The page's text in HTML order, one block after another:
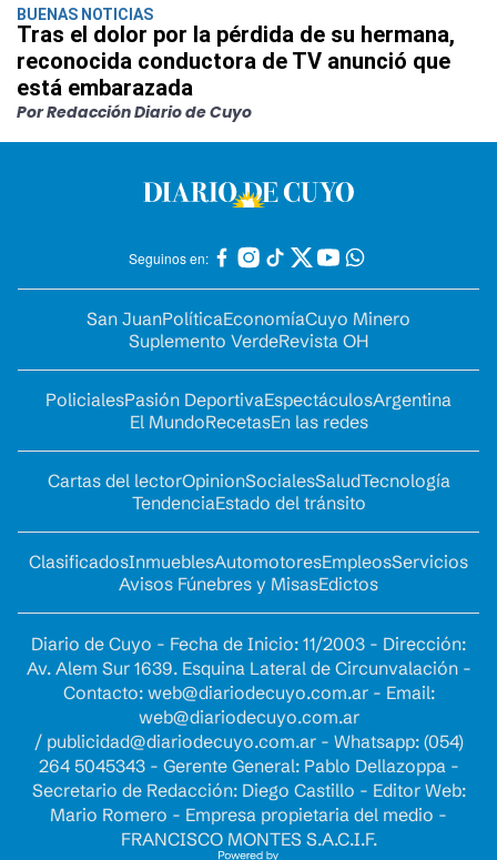
BUENAS NOTICIAS
Tras el dolor por la pérdida de su hermana,
reconocida conductora de TV anunció que
está embarazada
Por Redacción Diario de Cuyo
Seguinos en:
San JuanPolíticaEconomíaCuyo Minero
Suplemento VerdeRevista OH
PolicialesPasión DeportivaEspectáculosArgentina
El MundoRecetasEn las redes
Cartas del lectorOpinionSocialesSaludTecnología
TendenciaEstado del tránsito
ClasificadosInmueblesAutomotoresEmpleosServicios
Avisos Fúnebres y MisasEdictos
Diario de Cuyo - Fecha de Inicio: 11/2003 - Dirección:
Av. Alem Sur 1639. Esquina Lateral de Circunvalación -
Contacto: web@diariodecuyo.com.ar- Email:
web@diariodecuyo.com.ar
/ publicidad@diariodecuyo.com.ar- Whatsapp: (054)
264 5045343 - Gerente General: Pablo Dellazoppa -
Secretario de Redacción: Diego Castillo - Editor Web:
Mario Romero - Empresa propietaria del medio -
FRANCISCO MONTES S.A.C.I.F.